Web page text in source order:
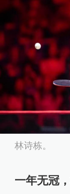
林诗栋。
一年无冠